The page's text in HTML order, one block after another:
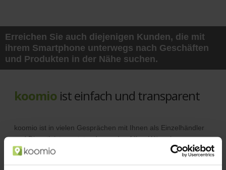
Erreichen Sie auch diejenigen Kunden, die mit
ihrem Smartphone unterwegs nach Geschäften
und Produkten in der Nähe suchen.
koomio ist einfach und transparent
koomio ist in vielen Gesprächen mit Ihnen als Einzelhändler
und Dienstleister entstanden und auf Ihre Wünsche
abgestimmt.